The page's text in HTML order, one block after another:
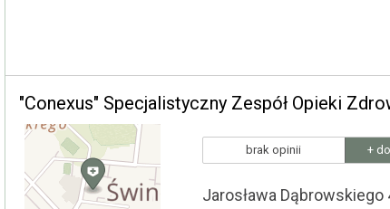
"Conexus" Specjalistyczny Zespół Opieki
brak opinii +
Jarosława Dąbrowskiego